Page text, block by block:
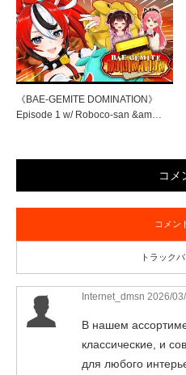
《BAE-GEMITE DOMINATION》
Episode 1 w/ Roboco-san &am…
コメ
コメン
トラック
Internet_dmsn 2026/
В нашем
классические, и
для любого